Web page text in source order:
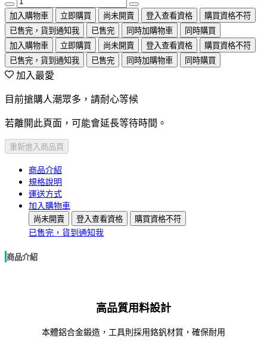
加入購物車 立即購買 尚未開賣 登入查看資格
購買資格不符
已售完，貨到通知我
已售完 同時加購物車
同時購買
加入購物車
立即購買 尚未開賣 登入查看資格
購買資格不符
已售完，貨到通知我
已售完 同時加購物車 同時購買
加入最愛
目前搶購人潮眾多，請耐心等候
若離開此頁面，可能會延長等待時間。
重新進入商品頁
商品介紹
規格說明
運送方式
加入購物車
尚未開賣
登入查看資格
購買資格不符
已售完，貨到通知我
商品介紹
高品質用料設計
本體鋁合金鍛造，工具則採用鉻釩材質，確保耐用